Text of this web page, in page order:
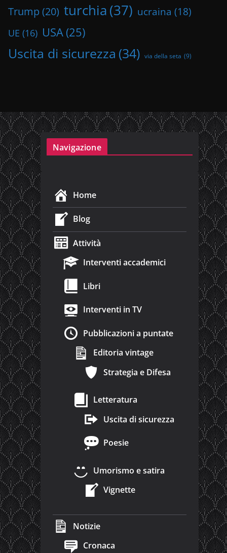
Trump (20) turchia(37) ucraina (18)
UE (16) USA (25)
Uscita di sicurezza (34) via della seta (9)
Navigazione
Home
Blog
Attività
Interventi accademici
Libri
Interventi in TV
Pubblicazioni a puntate
Editoria vintage
Strategia e Difesa
Letteratura
Uscita di sicurezza
Poesie
Umorismo e satira
Vignette
Notizie
Cronaca